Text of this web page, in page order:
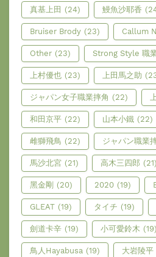
真基上田 (24) 鰻魚沙耶香
Bruiser Brody (23) Callum
Other (23) Strong Style 職
上村優也 (23) 上田馬之助
ジャパン女子職業摔角 (22)
和田京平 (22) 山本小鐵 (22)
雌獅飛鳥 (22) ジャパン職業
馬沙北宮 (21) 高木三四郎 (21)
黑金剛 (20) 2020 (19)
GLEAT (19) タイチ (19)
劍道卡辛 (19) 小可愛鈴木 (19)
鳥人Hayabusa (19) 大岩陵平